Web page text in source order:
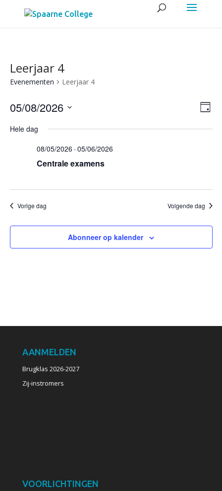
Leerjaar 4
Evenementen Leerjaar 4
Dag
05/08/2026
Hele dag
08/05/2026 -05/06/2026
Centrale examens
Vorige dag Volgende dag
Abonneer op kalender
AANMELDEN
Brugklas 2026-2027
Zij-instromers
VOORLICHTINGEN